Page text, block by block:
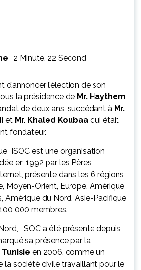
2 Minute, 22 Second
d’annoncer l’élection de son
la présidence de Mr. Haythem
de deux ans, succédant à Mr.
et Mr. Khaled Koubaa qui était
fondateur.
ISOC est une organisation
en 1992 par les Pères
présente dans les 6 régions
Moyen-Orient, Europe, Amérique
Amérique du Nord, Asie-Pacifique
000 membres.
ISOC a été présente depuis
sa présence par la
Tunisie en 2006, comme un
la société civile travaillant pour le